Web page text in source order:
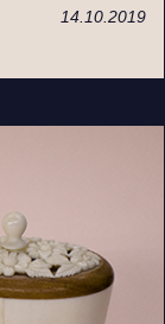
14.10.2019